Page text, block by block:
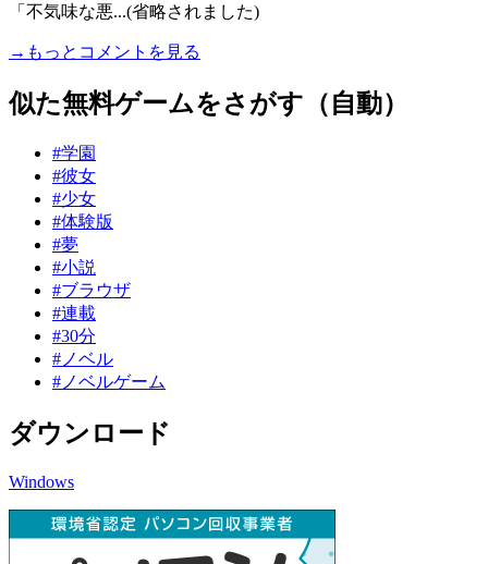
「不気味な悪...(省略されました)
→もっとコメントを見る
似た無料ゲームをさがす（自動）
#学園
#彼女
#少女
#体験版
#夢
#小説
#ブラウザ
#連載
#30分
#ノベル
#ノベルゲーム
ダウンロード
Windows